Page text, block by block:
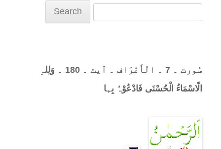
سُورت ۔ 7 ۔ الْأَعْرَاف ۔ آیت ۔ 180 ۔ وَلِلہِ
الّاسْمَاءُ الْحُسْنَی فَادْعُوْہُ بِہا